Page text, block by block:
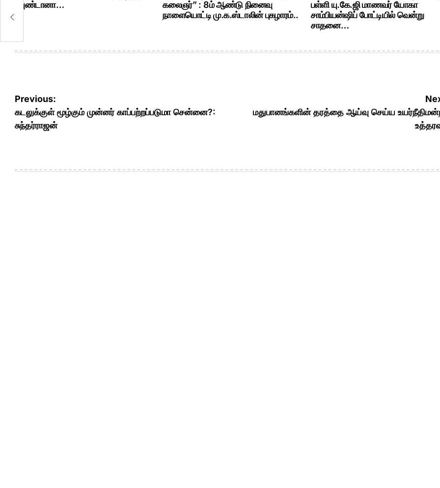
ரவுண்டானா…
கலைஞர்” : 8ம் ஆண்டு நினைவு
நாளையொட்டி மு.க.ஸ்டாலின் புகழாரம்..
பள்ளி யு.கே.ஜி மாணவர் யோகா
சாம்பியன்ஷிப் போட்டியில் வென்று
சாதனை…
Post
navigation
Previous:
கடலுக்குள் மூழ்கும் முன்னர் காப்பற்றப்படுமா சென்னை?:
சுந்தர்ராஜன்
மதுபானங்களின் தரத்தை ஆய்வு செய்ய